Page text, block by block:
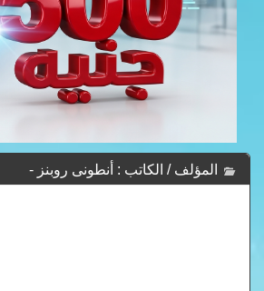
المؤلف / الكاتب : أنطونى روبنز -